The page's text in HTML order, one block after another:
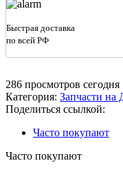
Быстрая доставка
по всей РФ
286 просмотров сегодня
Категория: Запчасти на
Поделиться ссылкой:
Часто покупают
Часто покупают